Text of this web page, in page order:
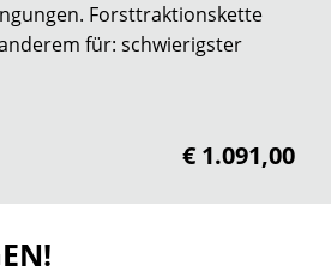
Forsttraktionskette
für: schwierigster
€ 1.091,00